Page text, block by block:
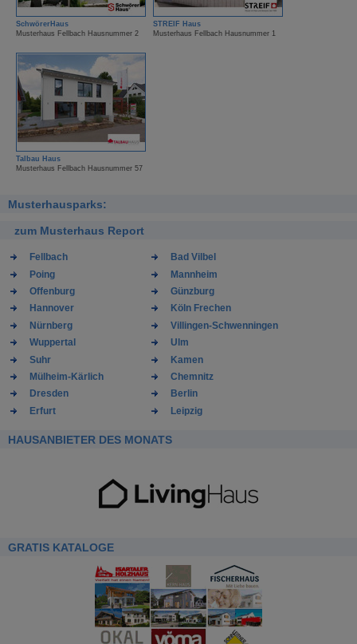
SchwörerHaus
Musterhaus Fellbach Hausnummer 2
STREIF Haus
Musterhaus Fellbach Hausnummer 1
Talbau Haus
Musterhaus Fellbach Hausnummer 57
Musterhausparks:
zum Musterhaus Report
Fellbach
Bad Vilbel
Poing
Mannheim
Offenburg
Günzburg
Hannover
Köln Frechen
Nürnberg
Villingen-Schwenningen
Wuppertal
Ulm
Suhr
Kamen
Mülheim-Kärlich
Chemnitz
Dresden
Berlin
Erfurt
Leipzig
HAUSANBIETER DES MONATS
GRATIS KATALOGE